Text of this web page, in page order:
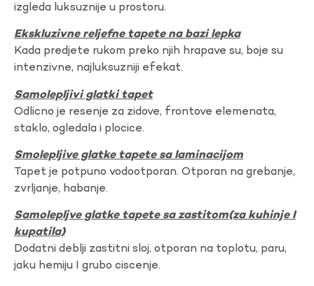
izgleda luksuznije u prostoru.
Ekskluzivne reljefne tapete na bazi lepka
Kada predjete rukom preko njih hrapave su, boje su
intenzivne, najluksuzniji efekat.
Samolepljivi glatki tapet
Odlicno je resenje za zidove, frontove elemenata,
staklo, ogledala i plocice.
Smolepljive glatke tapete sa laminacijom
Tapet je potpuno vodootporan. Otporan na grebanje,
zvrljanje, habanje.
Samolepljve glatke tapete sa zastitom(za kuhinje I
kupatila)
Dodatni deblji zastitni sloj, otporan na toplotu, paru,
jaku hemiju I grubo ciscenje.